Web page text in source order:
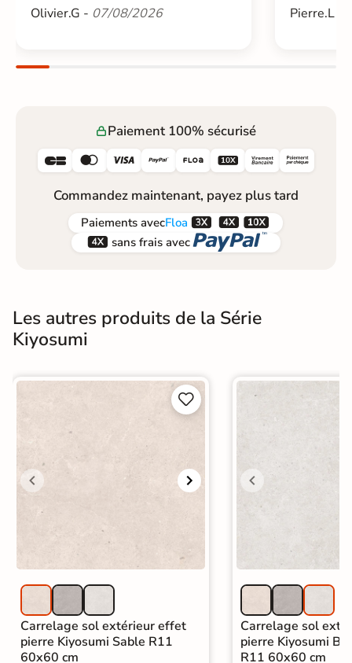
Olivier.G - 07/08/2026 Pierre.L -
Paiement 100% sécurisé
     
Commandez maintenant, payez plus tard
Paiements avecFloa  
 sans frais avec 
Les autres produits de la Série
Kiyosumi


Carrelage sol extérieur effet
pierre Kiyosumi Sable R11
60x60 cm
Carrelage sol
pierre Kiyosumi
R11 60x60 cm